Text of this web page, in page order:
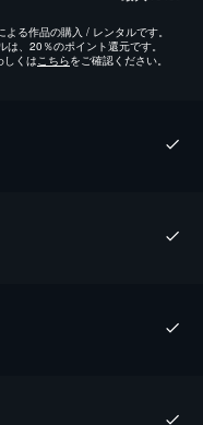
る作品の購入 / レンタルです。
、20％のポイント還元です。
しくは こちらをご確認ください。